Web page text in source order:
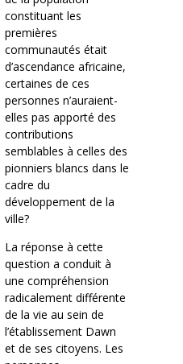
constituant les
premières
communautés était
d’ascendance africaine,
certaines de ces
personnes n’auraient-
elles pas apporté des
contributions
semblables à celles des
pionniers blancs dans le
cadre du
développement de la
ville?
La réponse à cette
question a conduit à
une compréhension
radicalement différente
de la vie au sein de
l’établissement Dawn
et de ses citoyens. Les